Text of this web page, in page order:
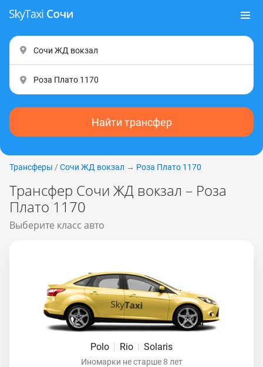
Найти трансфер
Трансферы / Сочи ЖД вокзал → Роза Плато 1170
Трансфер Сочи ЖД вокзал – Роза
Плато 1170
Выберите класс авто
Polo | Rio | Solaris
Иномарки не старше 8 лет